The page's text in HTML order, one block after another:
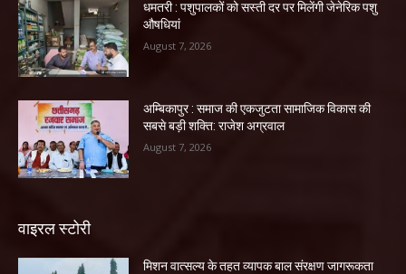
धमतरी : पशुपालकों को सस्ती दर पर मिलेंगी जेनेरिक पशु
औषधियां
August 7, 2026
अम्बिकापुर : समाज की एकजुटता सामाजिक विकास की
सबसे बड़ी शक्ति: राजेश अग्रवाल
August 7, 2026
वाइरल स्टोरी
मिशन वात्सल्य के तहत व्यापक बाल संरक्षण जागरूकता